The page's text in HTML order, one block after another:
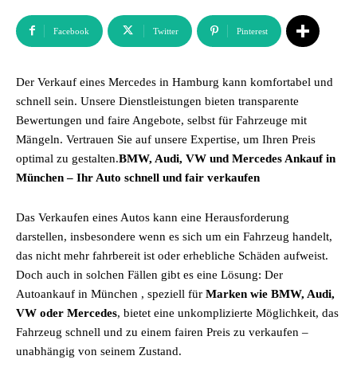
Facebook Twitter Pinterest
Der Verkauf eines Mercedes in Hamburg kann komfortabel und
schnell sein. Unsere Dienstleistungen bieten transparente
Bewertungen und faire Angebote, selbst für Fahrzeuge mit
Mängeln. Vertrauen Sie auf unsere Expertise, um Ihren Preis
optimal zu gestalten.BMW, Audi, VW und Mercedes Ankauf in
München – Ihr Auto schnell und fair verkaufen
Das Verkaufen eines Autos kann eine Herausforderung
darstellen, insbesondere wenn es sich um ein Fahrzeug handelt,
das nicht mehr fahrbereit ist oder erhebliche Schäden aufweist.
Doch auch in solchen Fällen gibt es eine Lösung: Der
Autoankauf in München , speziell für Marken wie BMW, Audi,
VW oder Mercedes, bietet eine unkomplizierte Möglichkeit, das
Fahrzeug schnell und zu einem fairen Preis zu verkaufen –
unabhängig von seinem Zustand.